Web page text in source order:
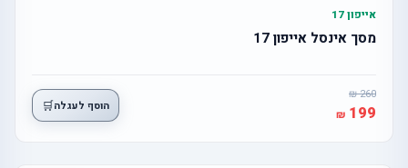
אייפון 17
מסך אינסל אייפון 17
260
199 הוסף לעגלה🛒